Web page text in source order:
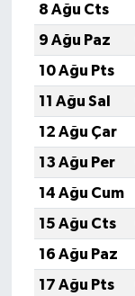
8 Ağu Cts
9 Ağu Paz
10 Ağu Pts
11 Ağu Sal
12 Ağu Çar
13 Ağu Per
14 Ağu Cum
15 Ağu Cts
16 Ağu Paz
17 Ağu Pts